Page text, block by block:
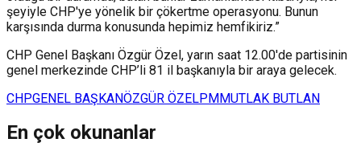
şeyiyle CHP'ye yönelik bir çökertme operasyonu. Bunun
karşısında durma konusunda hepimiz hemfikiriz.”
CHP Genel Başkanı Özgür Özel, yarın saat 12.00'de partisinin
genel merkezinde CHP’li 81 il başkanıyla bir araya gelecek.
CHPGENEL BAŞKANÖZGÜR ÖZELPMMUTLAK BUTLAN
En çok okunanlar